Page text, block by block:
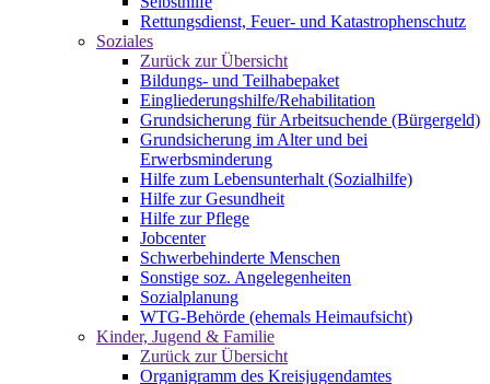
Rettungsdienst, Feuer- und Katastrophenschutz
Soziales
Zurück zur Übersicht
Bildungs- und Teilhabepaket
Eingliederungshilfe/Rehabilitation
Grundsicherung für Arbeitsuchende (Bürgergeld)
Grundsicherung im Alter und bei
Erwerbsminderung
Hilfe zum Lebensunterhalt (Sozialhilfe)
Hilfe zur Gesundheit
Hilfe zur Pflege
Jobcenter
Schwerbehinderte Menschen
Sonstige soz. Angelegenheiten
Sozialplanung
WTG-Behörde (ehemals Heimaufsicht)
Kinder, Jugend & Familie
Zurück zur Übersicht
Organigramm des Kreisjugendamtes